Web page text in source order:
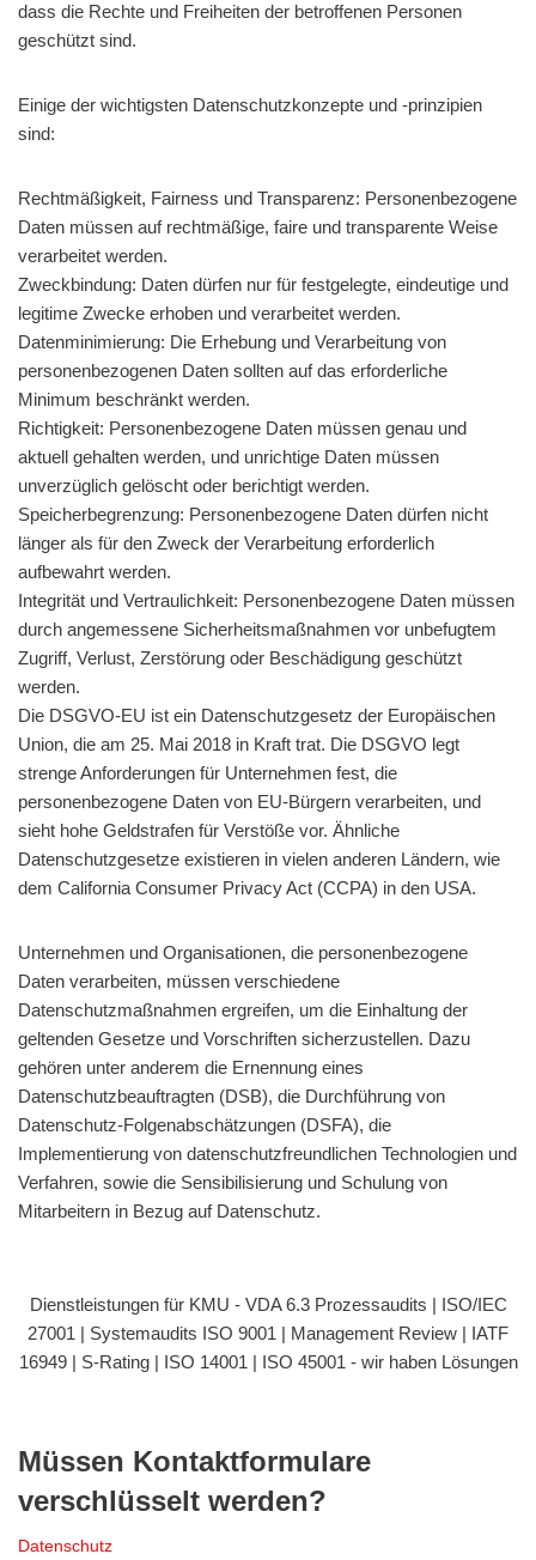
dass die Rechte und Freiheiten der betroffenen Personen
geschützt sind.
Einige der wichtigsten Datenschutzkonzepte und -prinzipien
sind:
Rechtmäßigkeit, Fairness und Transparenz: Personenbezogene
Daten müssen auf rechtmäßige, faire und transparente Weise
verarbeitet werden.
Zweckbindung: Daten dürfen nur für festgelegte, eindeutige und
legitime Zwecke erhoben und verarbeitet werden.
Datenminimierung: Die Erhebung und Verarbeitung von
personenbezogenen Daten sollten auf das erforderliche
Minimum beschränkt werden.
Richtigkeit: Personenbezogene Daten müssen genau und
aktuell gehalten werden, und unrichtige Daten müssen
unverzüglich gelöscht oder berichtigt werden.
Speicherbegrenzung: Personenbezogene Daten dürfen nicht
länger als für den Zweck der Verarbeitung erforderlich
aufbewahrt werden.
Integrität und Vertraulichkeit: Personenbezogene Daten müssen
durch angemessene Sicherheitsmaßnahmen vor unbefugtem
Zugriff, Verlust, Zerstörung oder Beschädigung geschützt
werden.
Die DSGVO-EU ist ein Datenschutzgesetz der Europäischen
Union, die am 25. Mai 2018 in Kraft trat. Die DSGVO legt
strenge Anforderungen für Unternehmen fest, die
personenbezogene Daten von EU-Bürgern verarbeiten, und
sieht hohe Geldstrafen für Verstöße vor. Ähnliche
Datenschutzgesetze existieren in vielen anderen Ländern, wie
dem California Consumer Privacy Act (CCPA) in den USA.
Unternehmen und Organisationen, die personenbezogene
Daten verarbeiten, müssen verschiedene
Datenschutzmaßnahmen ergreifen, um die Einhaltung der
geltenden Gesetze und Vorschriften sicherzustellen. Dazu
gehören unter anderem die Ernennung eines
Datenschutzbeauftragten (DSB), die Durchführung von
Datenschutz-Folgenabschätzungen (DSFA), die
Implementierung von datenschutzfreundlichen Technologien und
Verfahren, sowie die Sensibilisierung und Schulung von
Mitarbeitern in Bezug auf Datenschutz.
Dienstleistungen für KMU - VDA 6.3 Prozessaudits | ISO/IEC
27001 | Systemaudits ISO 9001 | Management Review | IATF
16949 | S-Rating | ISO 14001 | ISO 45001 - wir haben Lösungen
Müssen Kontaktformulare
verschlüsselt werden?
Datenschutz